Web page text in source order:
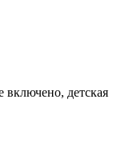
включено, детская